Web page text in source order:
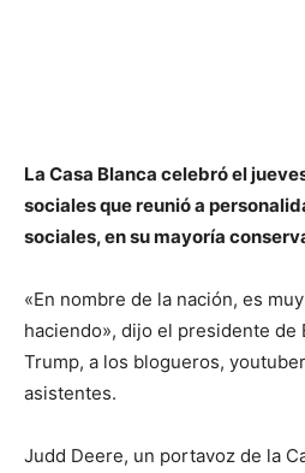
La Casa Blanca celebró el
sociales que reunió a
sociales, en su mayoría
«En nombre de la nación, es
haciendo», dijo el presidente de
Trump, a los blogueros,
asistentes.
Judd Deere, un portavoz de la